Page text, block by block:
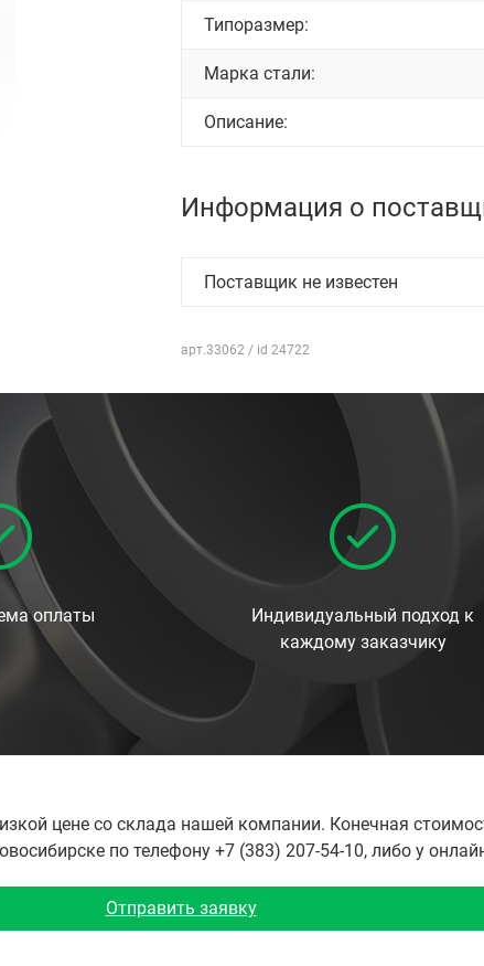
Типоразмер:
Марка стали:
Описание:
Информация о
Поставщик не известен
арт.33062 / id 24722
оплаты
Индивидуальный подход к
каждому заказчику
цене со склада нашей компании. Конечная
по телефону +7 (383) 207-54-10, либо у
Отправить заявку